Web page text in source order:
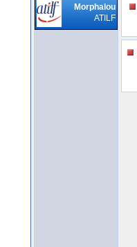
Morphalou
ATILF